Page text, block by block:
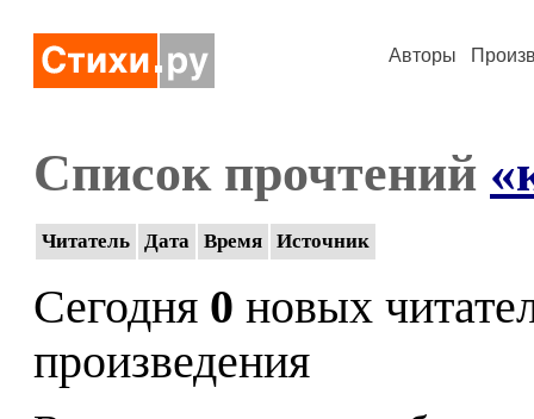
Авторы
Список прочтений
Читатель Дата Время Источник
Сегодня 0 новых
произведения